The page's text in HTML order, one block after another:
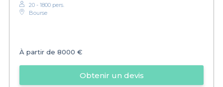
20 - 1800 pers.
Bourse
À partir de 8000 €
Obtenir un devis